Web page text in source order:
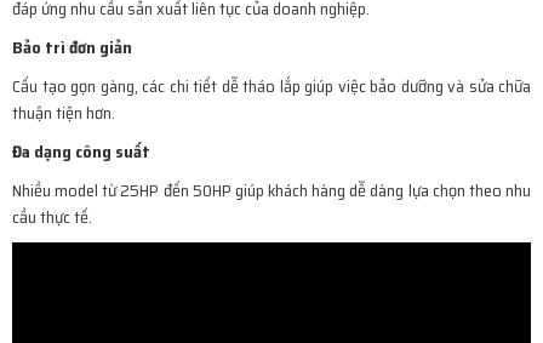
đáp ứng nhu cầu sản xuất liên tục của doanh nghiệp.
Bảo trì đơn giản
Cấu tạo gọn gàng, các chi tiết dễ tháo lắp giúp việc bảo dưỡng và sửa chữa
thuận tiện hơn.
Đa dạng công suất
Nhiều model từ 25HP đến 50HP giúp khách hàng dễ dàng lựa chọn theo nhu
cầu thực tế.